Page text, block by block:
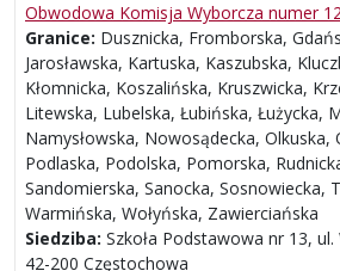
Obwodowa Komisja Wyborcza numer
Granice: Dusznicka, Fromborska,
Jarosławska, Kartuska, Kaszubska,
Kłomnicka, Koszalińska, Kruszwicka,
Litewska, Lubelska, Łubińska, Łużycka,
Namysłowska, Nowosądecka, Olkuska,
Podlaska, Podolska, Pomorska,
Sandomierska, Sanocka, Sosnowiecka,
Warmińska, Wołyńska, Zawierciańska
Siedziba: Szkoła Podstawowa nr 13,
42-200 Częstochowa